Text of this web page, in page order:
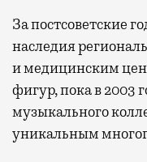
За постсоветские
наследия
и медицинским
фигур, пока в 2003
музыкального
уникальным